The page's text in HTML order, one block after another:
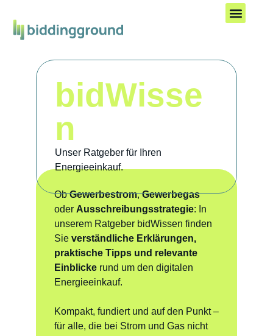
bidWisse
n
Unser Ratgeber für Ihren
Energieeinkauf.
ObGewerbestrom,Gewerbegas
oder Ausschreibungsstrategie: In
unserem Ratgeber bidWissen finden
Sie verständliche Erklärungen,
praktische Tipps und relevante
Einblicke rund um den digitalen
Energieeinkauf.
Kompakt, fundiert und auf den Punkt –
für alle, die bei Strom und Gas nicht